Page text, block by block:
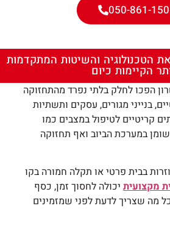
050-861-
הטכנולוגיה והשיטות המתקדמות
הקיימות כיום
הפכו לחלק בלתי נפרד מהתחזוקה
בנייני מגורים, עסקים ותשתיות
קריטיים לטיפול במצבים כמו
במערכת הביוב ואף תחזוקה
בבית פרטי או תקלה חמורה בקו
מקצועית יכולה לחסוך זמן, כסף
מה שצריך לדעת לפני שמזמינים